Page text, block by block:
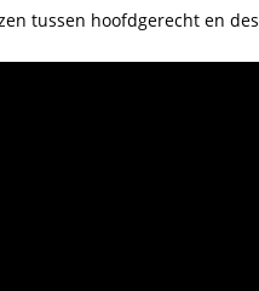
tussen hoofdgerecht en